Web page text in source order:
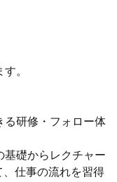
。
る研修・フォロー体
基礎からレクチャー
、仕事の流れを習得